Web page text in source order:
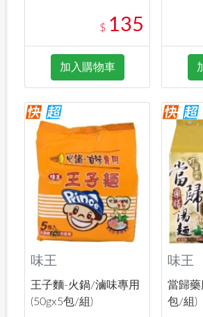
$ 135
加入購物車
味王
王子麵-火鍋/滷味專用
(50gx5包/組)
味王
當歸藥
包/組)